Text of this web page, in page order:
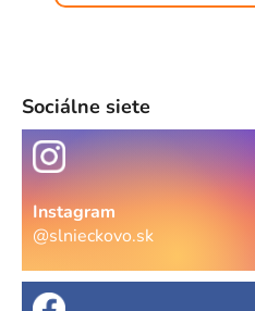
Sociálne siete
Instagram
@slnieckovo.sk